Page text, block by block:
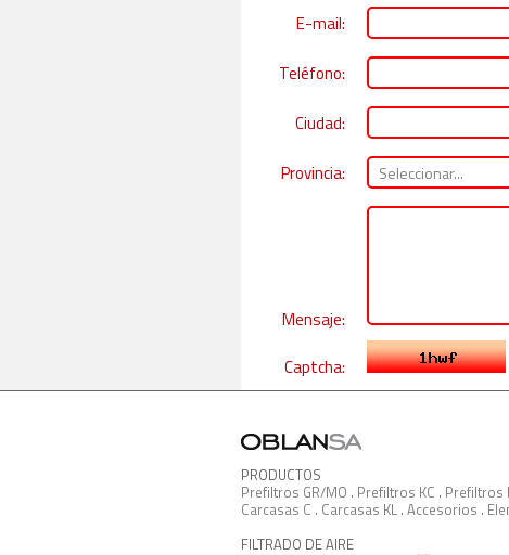
E-mail:
Teléfono:
Ciudad:
Provincia:
Mensaje:
Captcha:
PRODUCTOS
Prefiltros GR/MO . Prefiltros KC . Prefiltros
Carcasas C . Carcasas KL . Accesorios .
FILTRADO DE AIRE